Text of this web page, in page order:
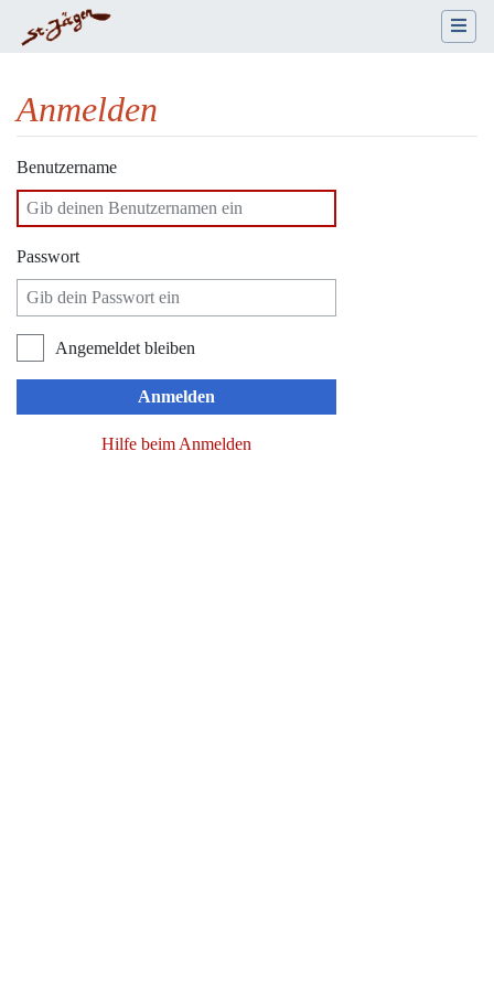
Anmelden
Wechseln zu:Navigation
Benutzername
Passwort
Angemeldet bleiben
Anmelden
Hilfe beim Anmelden